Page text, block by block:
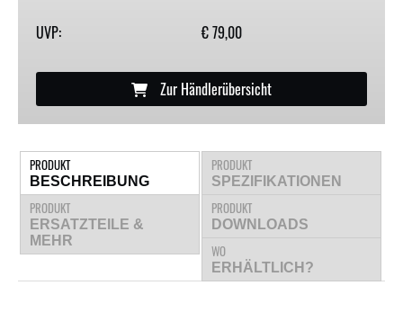
UVP: € 79,00
Zur Händlerübersicht
PRODUKT
BESCHREIBUNG
PRODUKT
SPEZIFIKATIONEN
PRODUKT
ERSATZTEILE &
MEHR
PRODUKT
DOWNLOADS
WO
ERHÄLTLICH?